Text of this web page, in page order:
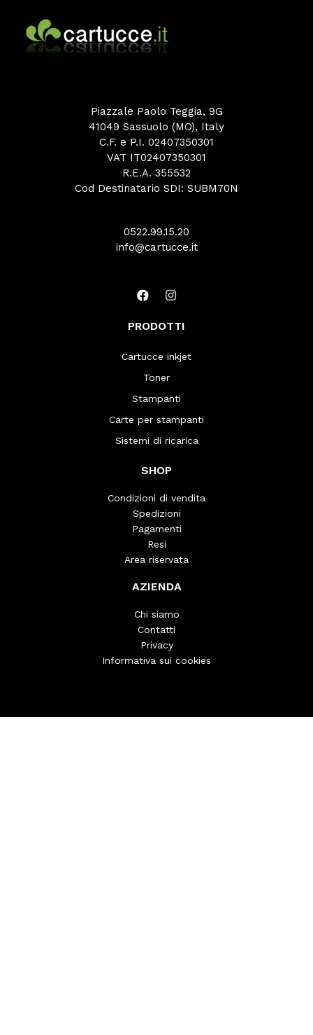
Piazzale Paolo Teggia, 9G
41049 Sassuolo (MO), Italy
C.F. e P.I. 02407350301
VAT IT02407350301
R.E.A. 355532
Cod Destinatario SDI: SUBM70N
0522.99.15.20
info@cartucce.it
PRODOTTI
Cartucce inkjet
Toner
Stampanti
Carte per stampanti
Sistemi di ricarica
SHOP
Condizioni di vendita
Spedizioni
Pagamenti
Resi
Area riservata
AZIENDA
Chi siamo
Contatti
Privacy
Informativa sui cookies